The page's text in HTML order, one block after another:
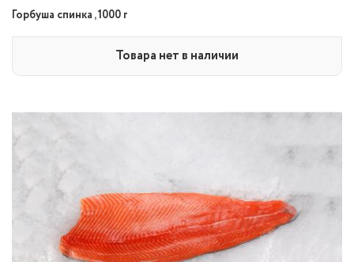
Горбуша спинка , 1000 г
Товара нет в наличии